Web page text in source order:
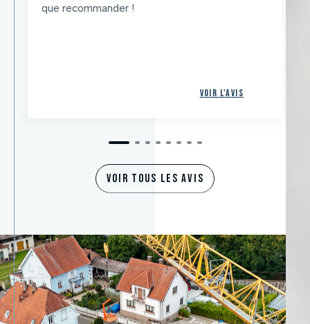
que recommander !
Voir l'avis
VOIR TOUS LES AVIS